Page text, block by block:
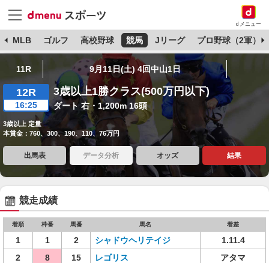
dメニュー
MLB ゴルフ 高校野球 競馬 Jリーグ プロ野球（2軍）
11R 9月11日(土) 4回中山1日
12R
16:25
3歳以上1勝クラス(500万円以下)
ダート 右・1,200m 16頭
3歳以上 定量
本賞金：760、300、190、110、76万円
出馬表 データ分析 オッズ 結果
競走成績
着順 枠番 馬番 馬名 着差
1 1 2 シャドウヘリテイジ
1.11.4
2
8 15 レゴリス
アタマ